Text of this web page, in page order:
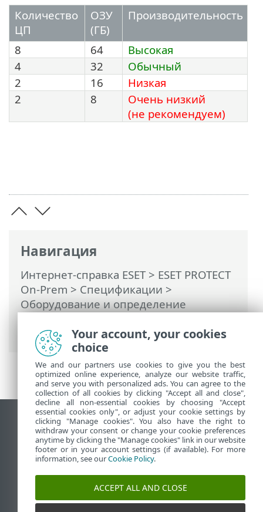
Навигация
Интернет-справка ESET> ESET PROTECT
On-Prem > Спецификации >
Оборудование и определение
Развертывание для 10 000 клиентов
Количество
ЦП
ОЗУ
(ГБ)
Производительность
8 64
Высокая
4
32
Обычный
2
16
Низкая
2
8
Очень низкий
(не рекомендуем)
Использовать сайт для ПК
End of Life
База знаний ESET
ESET Status Portal
Региональная поддержка
Your account, your cookies
choice
We and our partners use cookies to give you the best
optimized online experience, analyze our website traffic,
and serve you with personalized ads. You can agree to the
collection of all cookies by clicking "Accept all and close",
decline all non-essential cookies by choosing "Accept
essential cookies only", or adjust your cookie settings by
clicking "Manage cookies". You also have the right to
withdraw your consent or change your cookie preferences
anytime by clicking the "Manage cookies" link in our website
footer or in your account settings (if available). For more
information, see ourCookie Policy.
ACCEPT ALL AND CLOSE